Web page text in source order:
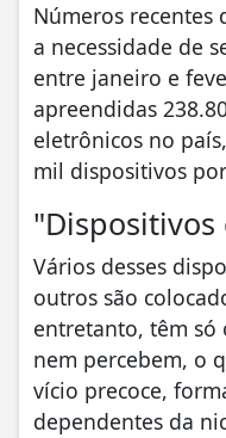
Números recentes
a necessidade de
entre janeiro e
apreendidas
eletrônicos no
mil dispositivos
"Dispositivos
Vários desses
outros são
entretanto, têm só
nem percebem, o
vício precoce,
dependentes da